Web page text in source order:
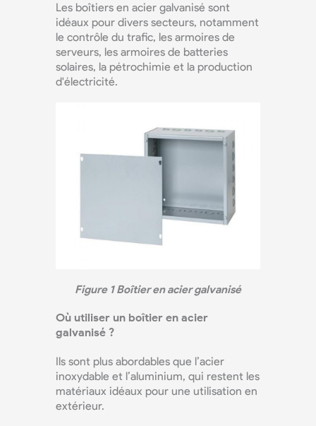
Les boîtiers en acier galvanisé sont
idéaux pour divers secteurs, notamment
le contrôle du trafic, les armoires de
serveurs, les armoires de batteries
solaires, la pétrochimie et la production
d'électricité.
Figure 1 Boîtier en acier galvanisé
Où utiliser un boîtier en acier
galvanisé ?
Ils sont plus abordables que l’acier
inoxydable et l’aluminium, qui restent les
matériaux idéaux pour une utilisation en
extérieur.